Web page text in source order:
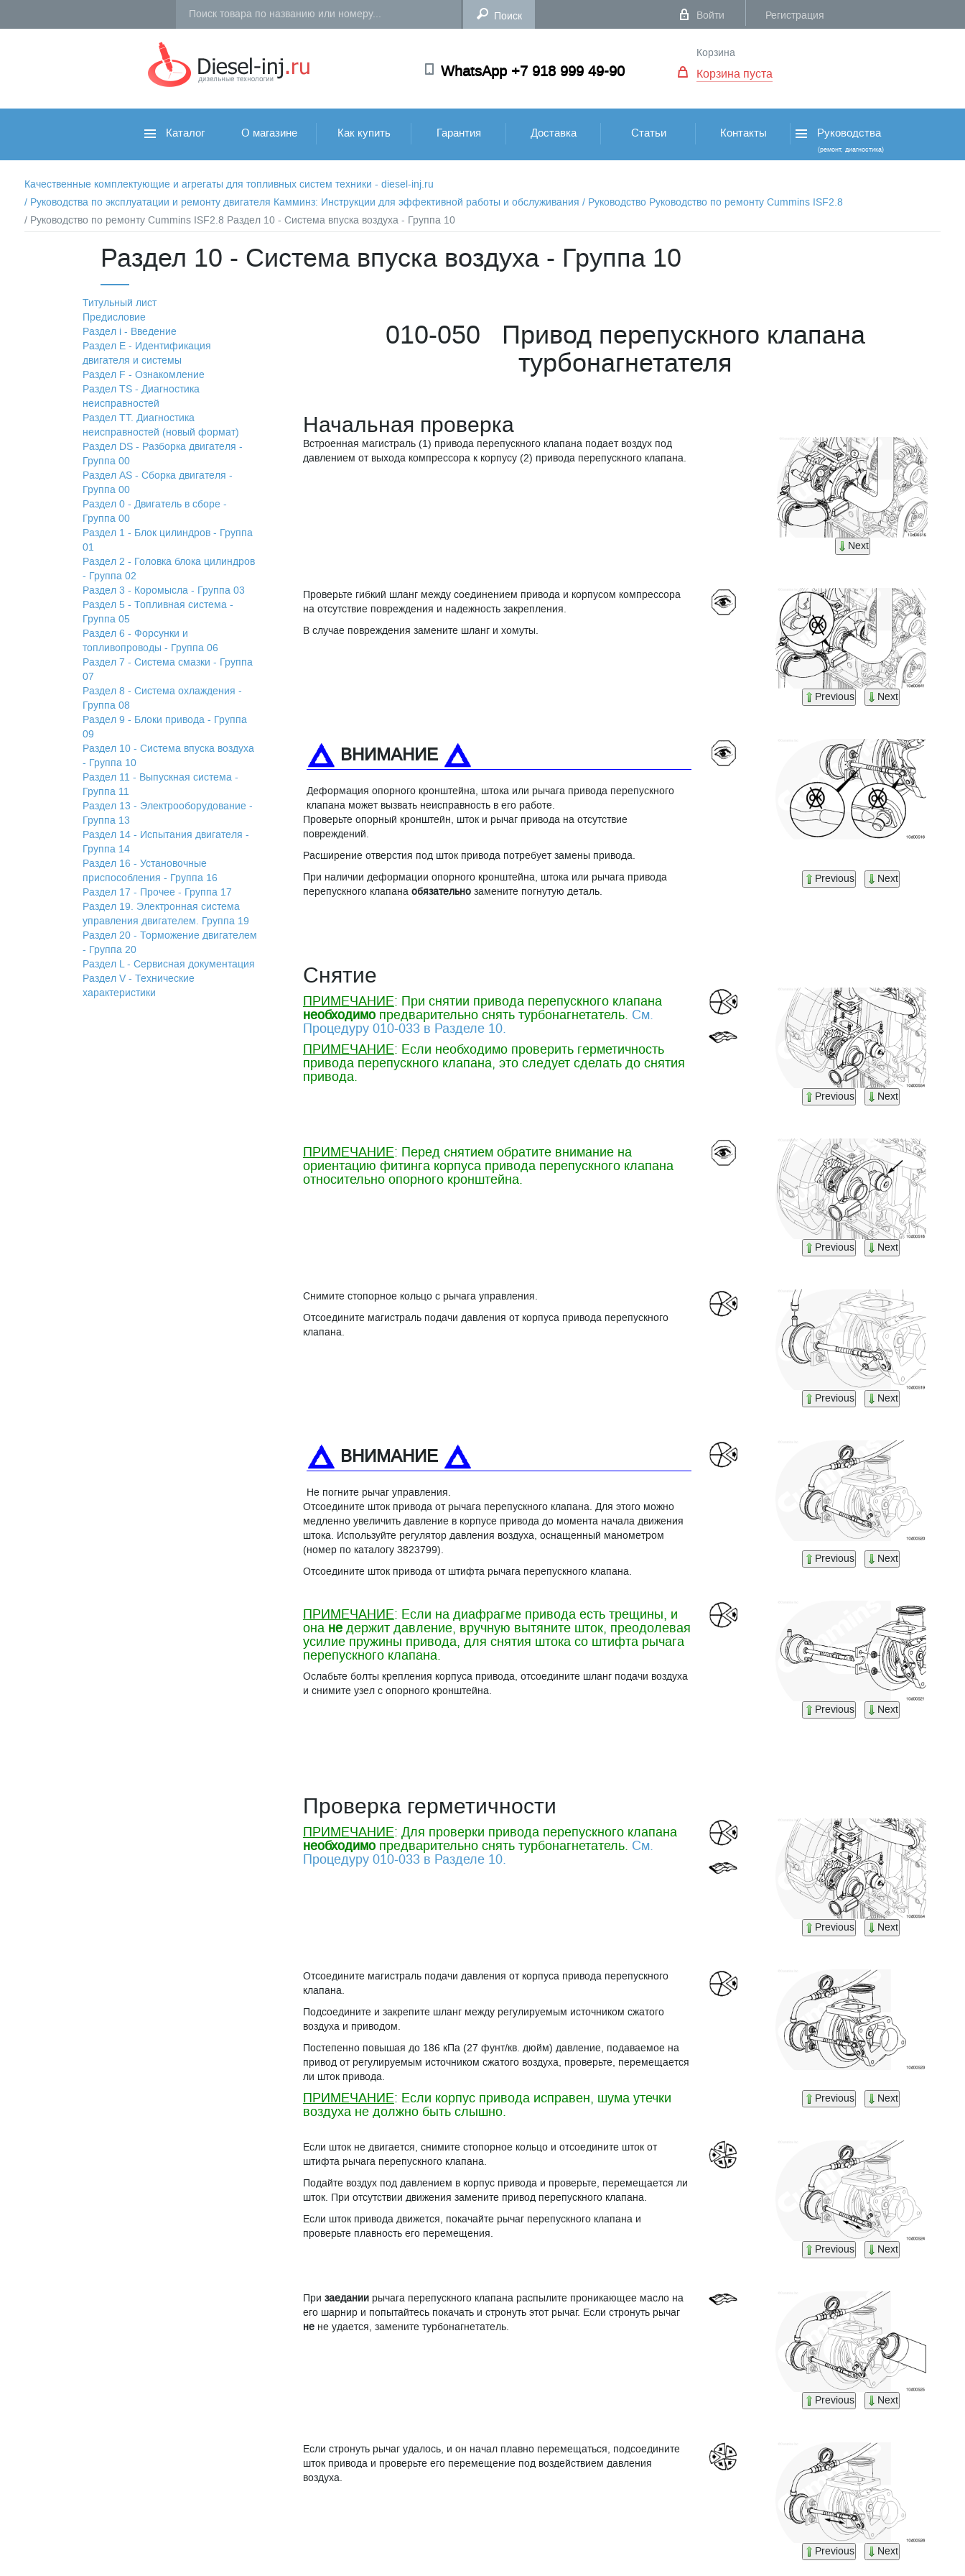
Войти Регистрация
WhatsApp +7 918 999 49-90
Корзина
Корзина пуста
Каталог О магазине Как купить Гарантия Доставка Статьи Контакты Руководства
(ремонт, диагностика)
Качественные комплектующие и агрегаты для топливных систем техники - diesel-inj.ru
/ Руководства по эксплуатации и ремонту двигателя Камминз: Инструкции для эффективной работы и обслуживания / Руководство Руководство по ремонту Cummins ISF2.8
/ Руководство по ремонту Cummins ISF2.8 Раздел 10 - Система впуска воздуха - Группа 10
Раздел 10 - Система впуска воздуха - Группа 10
Титульный лист
Предисловие
Раздел i - Введение
Раздел Е - Идентификация
двигателя и системы
Раздел F - Ознакомление
Раздел TS - Диагностика
неисправностей
Раздел TТ. Диагностика
неисправностей (новый формат)
Раздел DS - Разборка двигателя -
Группа 00
Раздел АS - Сборка двигателя -
Группа 00
Раздел 0 - Двигатель в сборе -
Группа 00
Раздел 1 - Блок цилиндров - Группа
01
Раздел 2 - Головка блока цилиндров
- Группа 02
Раздел 3 - Коромысла - Группа 03
Раздел 5 - Топливная система -
Группа 05
Раздел 6 - Форсунки и
топливопроводы - Группа 06
Раздел 7 - Система смазки - Группа
07
Раздел 8 - Система охлаждения -
Группа 08
Раздел 9 - Блоки привода - Группа
09
Раздел 10 - Система впуска воздуха
- Группа 10
Раздел 11 - Выпускная система -
Группа 11
Раздел 13 - Электрооборудование -
Группа 13
Раздел 14 - Испытания двигателя -
Группа 14
Раздел 16 - Установочные
приспособления - Группа 16
Раздел 17 - Прочее - Группа 17
Раздел 19. Электронная система
управления двигателем. Группа 19
Раздел 20 - Торможение двигателем
- Группа 20
Раздел L - Сервисная документация
Раздел V - Технические
характеристики
010-050 Привод перепускного клапана
турбонагнетателя
Начальная проверка
Встроенная магистраль (1) привода перепускного клапана подает воздух под
давлением от выхода компрессора к корпусу (2) привода перепускного клапана.
Next
Проверьте гибкий шланг между соединением привода и корпусом компрессора
на отсутствие повреждения и надежность закрепления.
В случае повреждения замените шланг и хомуты.
Previous Next
ВНИМАНИЕ
Деформация опорного кронштейна, штока или рычага привода перепускного
клапана может вызвать неисправность в его работе.
Проверьте опорный кронштейн, шток и рычаг привода на отсутствие
повреждений.
Расширение отверстия под шток привода потребует замены привода.
При наличии деформации опорного кронштейна, штока или рычага привода
перепускного клапана обязательнозамените погнутую деталь.
Previous Next
Снятие
ПРИМЕЧАНИЕ: При снятии привода перепускного клапана
необходимопредварительно снять турбонагнетатель. См.
Процедуру 010-033 в Разделе 10.
ПРИМЕЧАНИЕ: Если необходимо проверить герметичность
привода перепускного клапана, это следует сделать до снятия
привода.
Previous Next
ПРИМЕЧАНИЕ: Перед снятием обратите внимание на
ориентацию фитинга корпуса привода перепускного клапана
относительно опорного кронштейна.
Previous Next
Снимите стопорное кольцо с рычага управления.
Отсоедините магистраль подачи давления от корпуса привода перепускного
клапана.
Previous Next
ВНИМАНИЕ
Не погните рычаг управления.
Отсоедините шток привода от рычага перепускного клапана. Для этого можно
медленно увеличить давление в корпусе привода до момента начала движения
штока. Используйте регулятор давления воздуха, оснащенный манометром
(номер по каталогу 3823799).
Отсоедините шток привода от штифта рычага перепускного клапана.
Previous Next
ПРИМЕЧАНИЕ: Если на диафрагме привода есть трещины, и
она недержит давление, вручную вытяните шток, преодолевая
усилие пружины привода, для снятия штока со штифта рычага
перепускного клапана.
Ослабьте болты крепления корпуса привода, отсоедините шланг подачи воздуха
и снимите узел с опорного кронштейна.
Previous
Next
Проверка герметичности
ПРИМЕЧАНИЕ: Для проверки привода перепускного клапана
необходимопредварительно снять турбонагнетатель. См.
Процедуру 010-033 в Разделе 10.
Previous Next
Отсоедините магистраль подачи давления от корпуса привода перепускного
клапана.
Подсоедините и закрепите шланг между регулируемым источником сжатого
воздуха и приводом.
Постепенно повышая до 186 кПа (27 фунт/кв. дюйм) давление, подаваемое на
привод от регулируемым источником сжатого воздуха, проверьте, перемещается
ли шток привода.
ПРИМЕЧАНИЕ: Если корпус привода исправен, шума утечки
воздуха не должно быть слышно.
Previous Next
Если шток не двигается, снимите стопорное кольцо и отсоедините шток от
штифта рычага перепускного клапана.
Подайте воздух под давлением в корпус привода и проверьте, перемещается ли
шток. При отсутствии движения замените привод перепускного клапана.
Если шток привода движется, покачайте рычаг перепускного клапана и
проверьте плавность его перемещения.
Previous
Next
При заеданиирычага перепускного клапана распылите проникающее масло на
его шарнир и попытайтесь покачать и стронуть этот рычаг. Если стронуть рычаг
нене удается, замените турбонагнетатель.
Previous Next
Если стронуть рычаг удалось, и он начал плавно перемещаться, подсоедините
шток привода и проверьте его перемещение под воздействием давления
воздуха.
Previous Next